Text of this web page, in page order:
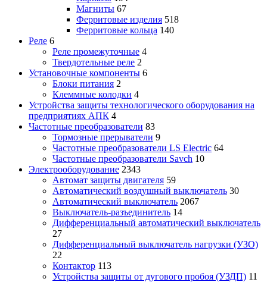
Магниты 67
Ферритовые изделия 518
Ферритовые кольца 140
Реле 6
Реле промежуточные 4
Твердотельные реле 2
Установочные компоненты 6
Блоки питания 2
Клеммные колодки 4
Устройства защиты технологического оборудования на
предприятиях АПК 4
Частотные преобразователи 83
Тормозные прерыватели 9
Частотные преобразователи LS Electric 64
Частотные преобразователи Savch 10
Электрооборудование 2343
Автомат защиты двигателя 59
Автоматический воздушный выключатель 30
Автоматический выключатель 2067
Выключатель-разъединитель 14
Дифференциальный автоматический выключатель
27
Дифференциальный выключатель нагрузки (УЗО)
22
Контактор 113
Устройства защиты от дугового пробоя (УЗДП) 11